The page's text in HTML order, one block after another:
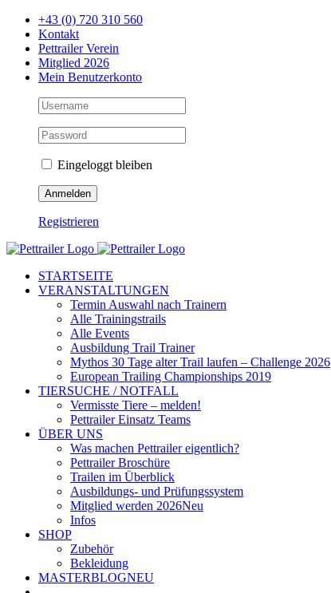
Zum
Inhalt
springen
+43 (0) 720 310 560
Kontakt
Pettrailer Verein
Mitglied 2026
Mein Benutzerkonto
Eingeloggt bleiben
Registrieren
Facebook
X
YouTube
Instagram
STARTSEITE
VERANSTALTUNGEN
Termin Auswahl nach Trainern
Alle Trainingstrails
Alle Events
Ausbildung Trail Trainer
Mythos 30 Tage alter Trail laufen – Challenge 2026
European Trailing Championships 2019
TIERSUCHE / NOTFALL
Vermisste Tiere – melden!
Pettrailer Einsatz Teams
ÜBER UNS
Was machen Pettrailer eigentlich?
Pettrailer Broschüre
Trailen im Überblick
Ausbildungs- und Prüfungssystem
Mitglied werden 2026Neu
Infos
SHOP
Zubehör
Bekleidung
MASTERBLOGNEU